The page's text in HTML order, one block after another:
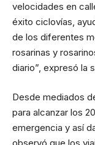
velocidades en
éxito ciclovías,
de los diferentes
rosarinas y
diario”, expresó la
Desde mediados
para alcanzar los
emergencia y así
observó que los